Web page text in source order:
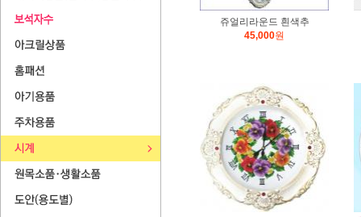
쥬얼리라운드 흰색추
45,000원